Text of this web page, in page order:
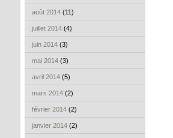
août 2014 (11)
juillet 2014 (4)
juin 2014 (3)
mai 2014 (3)
avril 2014 (5)
mars 2014 (2)
février 2014 (2)
janvier 2014 (2)